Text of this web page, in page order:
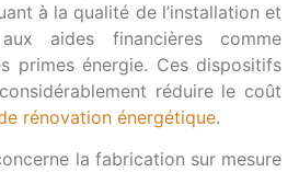
à la qualité de l’installation et
aides financières comme
primes énergie. Ces dispositifs
réduire le coût
rénovation énergétique.
la fabrication sur mesure